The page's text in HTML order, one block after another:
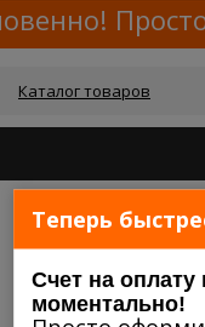
Теперь
Счет на оплату
моментально!
Каталог товаров
Мой кабинет
Каталог